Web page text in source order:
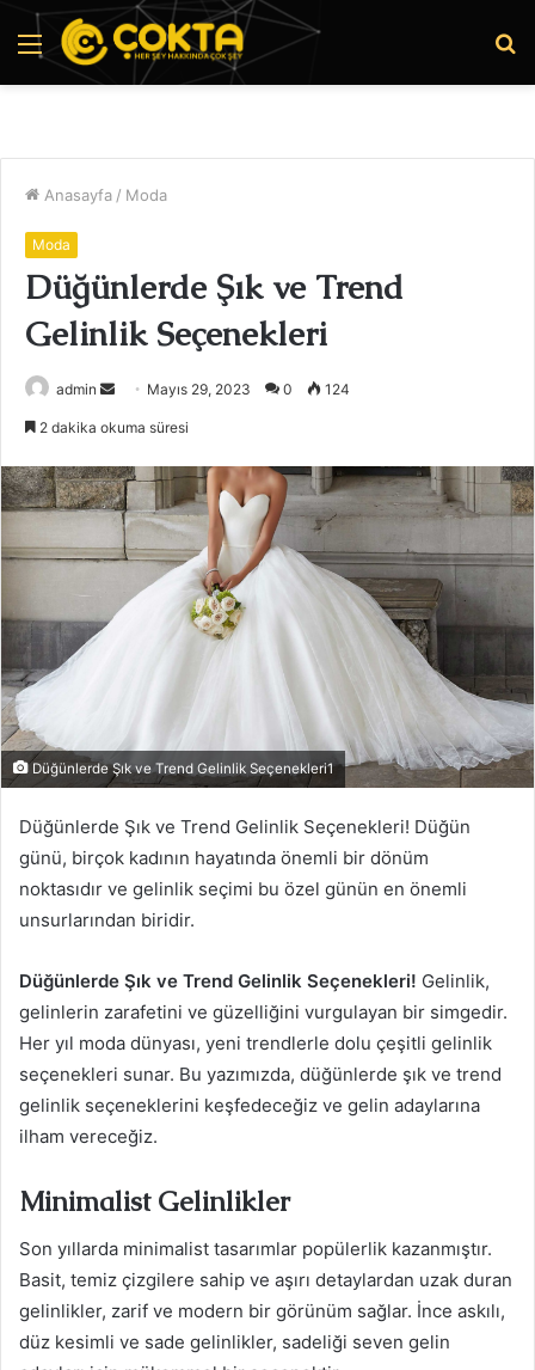
Menü
Anasayfa / Moda
Moda
Düğünlerde Şık ve Trend
Gelinlik Seçenekleri
admin
Bir
göndermek
Mayıs 29, 2023 0 124
2 dakika okuma süresi
Düğünlerde Şık ve Trend Gelinlik Seçenekleri1
Düğünlerde Şık ve Trend Gelinlik Seçenekleri! Düğün
günü, birçok kadının hayatında önemli bir dönüm
noktasıdır ve gelinlik seçimi bu özel günün en önemli
unsurlarından biridir.
Düğünlerde Şık ve Trend Gelinlik Seçenekleri! Gelinlik,
gelinlerin zarafetini ve güzelliğini vurgulayan bir simgedir.
Her yıl moda dünyası, yeni trendlerle dolu çeşitli gelinlik
seçenekleri sunar. Bu yazımızda, düğünlerde şık ve trend
gelinlik seçeneklerini keşfedeceğiz ve gelin adaylarına
ilham vereceğiz.
Minimalist Gelinlikler
Son yıllarda minimalist tasarımlar popülerlik kazanmıştır.
Basit, temiz çizgilere sahip ve aşırı detaylardan uzak duran
gelinlikler, zarif ve modern bir görünüm sağlar. İnce askılı,
düz kesimli ve sade gelinlikler, sadeliği seven gelin